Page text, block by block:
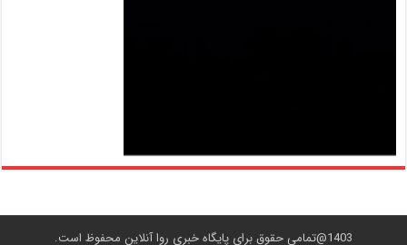
1403@تمامی حقوق برای پایگاه خبری روا آنلاین محفوظ است.